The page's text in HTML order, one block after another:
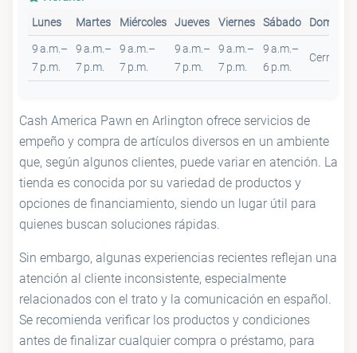
Lunes Martes Miércoles Jueves Viernes Sábado Domingo
9 a.m.–
7 p.m.
9 a.m.–
7 p.m.
9 a.m.–
7 p.m.
9 a.m.–
7 p.m.
9 a.m.–
7 p.m.
9 a.m.–
6 p.m.
Cerrado
Cash America Pawn en Arlington ofrece servicios de
empeño y compra de artículos diversos en un ambiente
que, según algunos clientes, puede variar en atención. La
tienda es conocida por su variedad de productos y
opciones de financiamiento, siendo un lugar útil para
quienes buscan soluciones rápidas.
Sin embargo, algunas experiencias recientes reflejan una
atención al cliente inconsistente, especialmente
relacionados con el trato y la comunicación en español.
Se recomienda verificar los productos y condiciones
antes de finalizar cualquier compra o préstamo, para